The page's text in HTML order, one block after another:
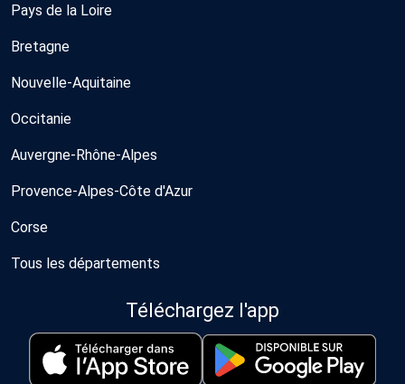
Pays de la Loire
Bretagne
Nouvelle-Aquitaine
Occitanie
Auvergne-Rhône-Alpes
Provence-Alpes-Côte d'Azur
Corse
Tous les départements
Téléchargez l'app